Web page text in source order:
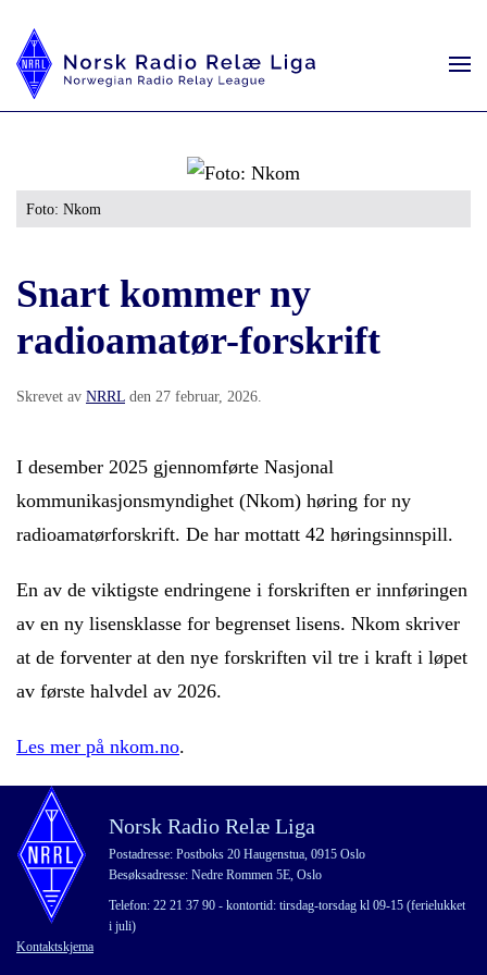
Foto: Nkom
Snart kommer ny
radioamatør-forskrift
Skrevet av NRRL den 27 februar, 2026.
I desember 2025 gjennomførte Nasjonal
kommunikasjonsmyndighet (Nkom) høring for ny
radioamatørforskrift. De har mottatt 42 høringsinnspill.
En av de viktigste endringene i forskriften er innføringen
av en ny lisensklasse for begrenset lisens. Nkom skriver
at de forventer at den nye forskriften vil tre i kraft i løpet
av første halvdel av 2026.
Les mer på nkom.no.
Norsk Radio Relæ Liga
Postadresse: Postboks 20 Haugenstua, 0915 Oslo
Besøksadresse: Nedre Rommen 5E, Oslo
Telefon: 22 21 37 90 - kontortid: tirsdag-torsdag kl 09-15 (ferielukket
i juli)
Kontaktskjema